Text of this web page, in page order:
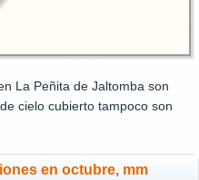
La Peñita de Jaltomba son
cielo cubierto tampoco son
en octubre, mm